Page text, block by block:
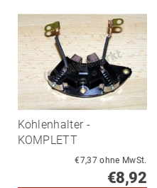
Kohlenhalter -
KOMPLETT
€7,37 ohne MwSt.
€8,92